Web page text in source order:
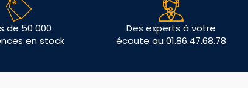
de 50 000
en stock
Des experts à votre
écoute au 01.86.47.68.78